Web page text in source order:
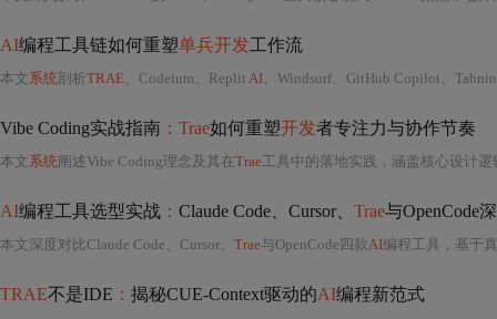
AI编程工具链如何重塑单兵开发工作流
本文系统剖析TRAE、Codeium、Replit AI、Windsurf、GitHub Copilot、
Vibe Coding实战指南 ：Trae如何重塑开发者专注力与协作节奏
本文系统阐述Vibe Coding理念及其在Trae工具中的落地实践，涵盖核心设计逻辑（动态AST解
AI编程工具选型实战 ： Claude Code、Cursor、 Trae与OpenCode
本文深度对比Claude Code、Cursor、 Trae与OpenCode四款AI编程工具，基于真实项目场景（紧急Bug修复、新项目搭建、Python
TRAE不是IDE ： 揭秘CUE-Context驱动的AI编程新范式